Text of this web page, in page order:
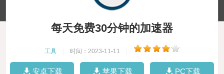
每天免费30分钟的加速器
工具 时间：2023-11-11
安卓下载 苹果下载 PC下载